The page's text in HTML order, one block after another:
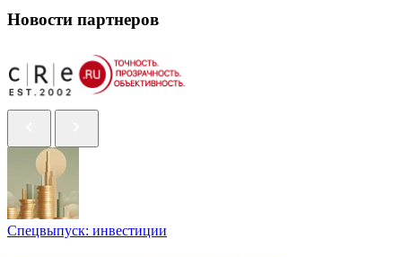
Новости партнеров
Спецвыпуск: инвестиции